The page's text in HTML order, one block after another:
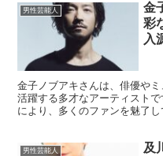
男性芸能人
金
彩
入
金子ノブアキさんは、俳優や
活躍する多才なアーティスト
により、多くのファンを魅了
男性芸能人
及